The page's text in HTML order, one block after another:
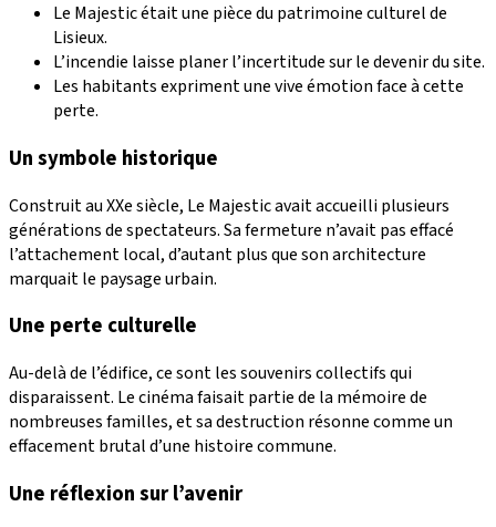
Le Majestic était une pièce du patrimoine culturel de
Lisieux.
L’incendie laisse planer l’incertitude sur le devenir du site.
Les habitants expriment une vive émotion face à cette
perte.
Un symbole historique
Construit au XXe siècle, Le Majestic avait accueilli plusieurs
générations de spectateurs. Sa fermeture n’avait pas effacé
l’attachement local, d’autant plus que son architecture
marquait le paysage urbain.
Une perte culturelle
Au-delà de l’édifice, ce sont les souvenirs collectifs qui
disparaissent. Le cinéma faisait partie de la mémoire de
nombreuses familles, et sa destruction résonne comme un
effacement brutal d’une histoire commune.
Une réflexion sur l’avenir